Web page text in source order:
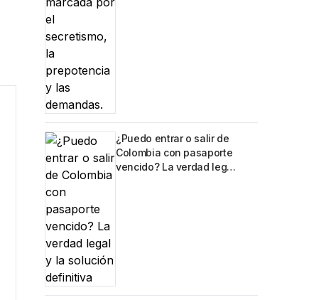
¿Puedo entrar o salir de
Colombia con pasaporte
vencido? La verdad leg…